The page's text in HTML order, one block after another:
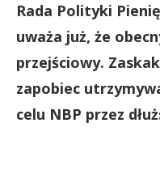
Rada Polityki
uważa już, że
przejściowy.
zapobiec
celu NBP przez